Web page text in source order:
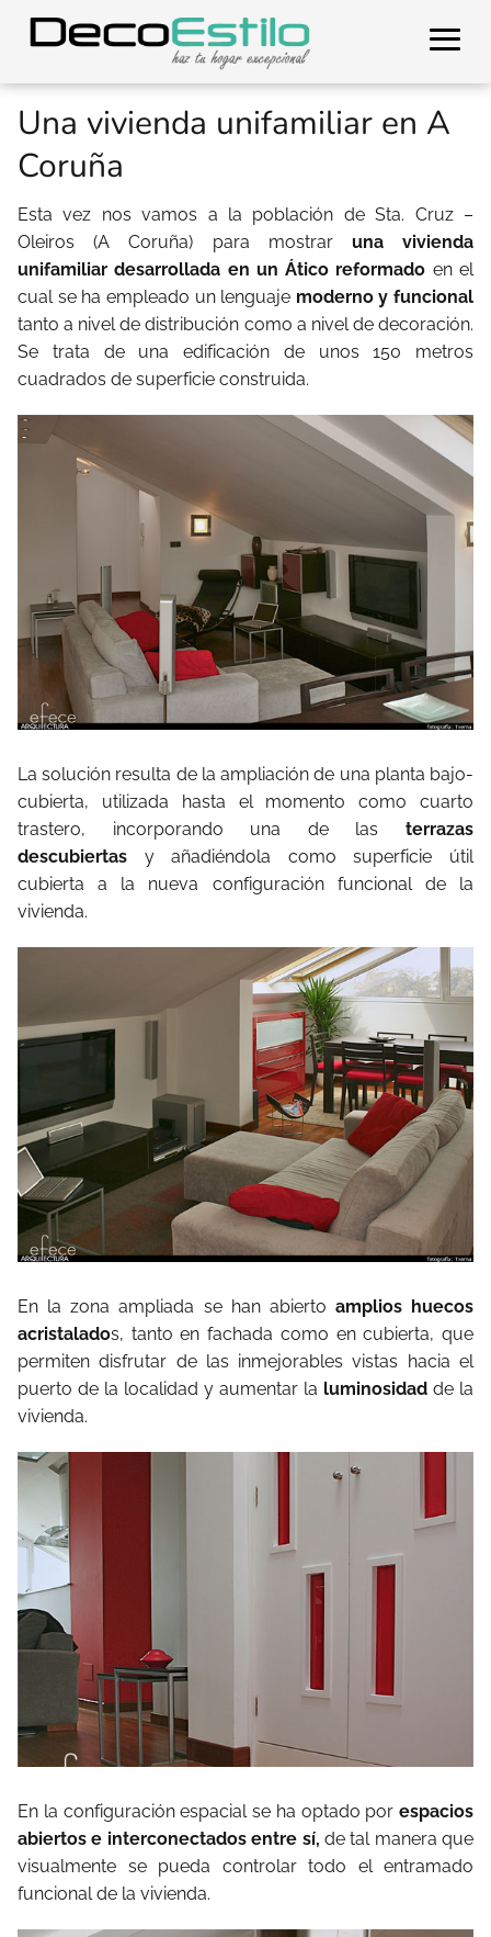
Una vivienda unifamiliar en A
Coruña
Esta vez nos vamos a la población de Sta. Cruz –
Oleiros (A Coruña) para mostrar una vivienda
unifamiliar desarrollada en un Ático reformado en el
cual se ha empleado un lenguaje moderno y funcional
tanto a nivel de distribución como a nivel de decoración.
Se trata de una edificación de unos 150 metros
cuadrados de superficie construida.
La solución resulta de la ampliación de una planta bajo-
cubierta, utilizada hasta el momento como cuarto
trastero, incorporando una de las terrazas
descubiertas y añadiéndola como superficie útil
cubierta a la nueva configuración funcional de la
vivienda.
En la zona ampliada se han abierto amplios huecos
acristalados, tanto en fachada como en cubierta, que
permiten disfrutar de las inmejorables vistas hacia el
puerto de la localidad y aumentar la luminosidad de la
vivienda.
En la configuración espacial se ha optado por espacios
abiertos e interconectados entre sí, de tal manera que
visualmente se pueda controlar todo el entramado
funcional de la vivienda.